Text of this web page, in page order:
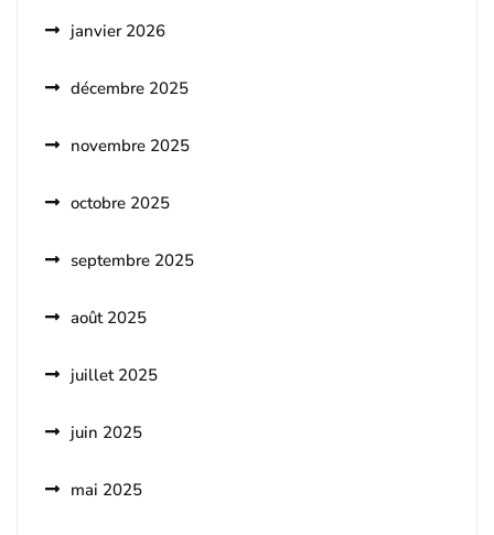
janvier 2026
décembre 2025
novembre 2025
octobre 2025
septembre 2025
août 2025
juillet 2025
juin 2025
mai 2025